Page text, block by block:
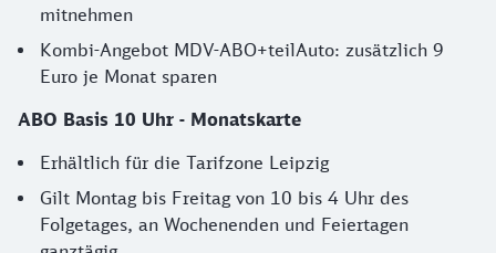
mitnehmen
Kombi-Angebot MDV-ABO+teilAuto: zusätzlich 9
Euro je Monat sparen
ABO Basis 10 Uhr - Monatskarte
Erhältlich für die Tarifzone Leipzig
Gilt Montag bis Freitag von 10 bis 4 Uhr des
Folgetages, an Wochenenden und Feiertagen